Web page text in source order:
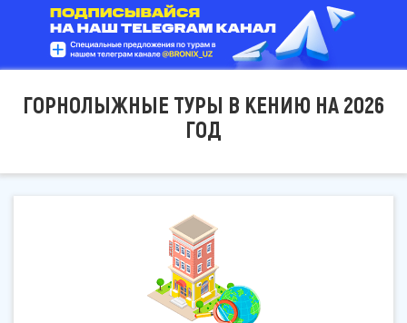
ГОРНОЛЫЖНЫЕ ТУРЫ В КЕНИЮ НА 2026
ГОД